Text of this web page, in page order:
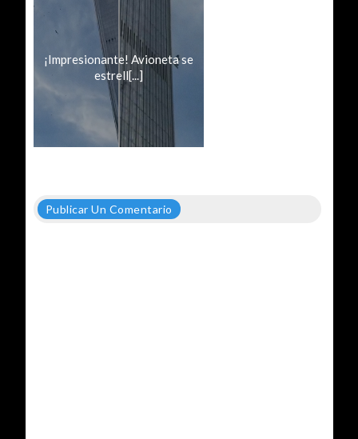
¡Impresionante! Avioneta se
estrell[...]
Publicar Un Comentario